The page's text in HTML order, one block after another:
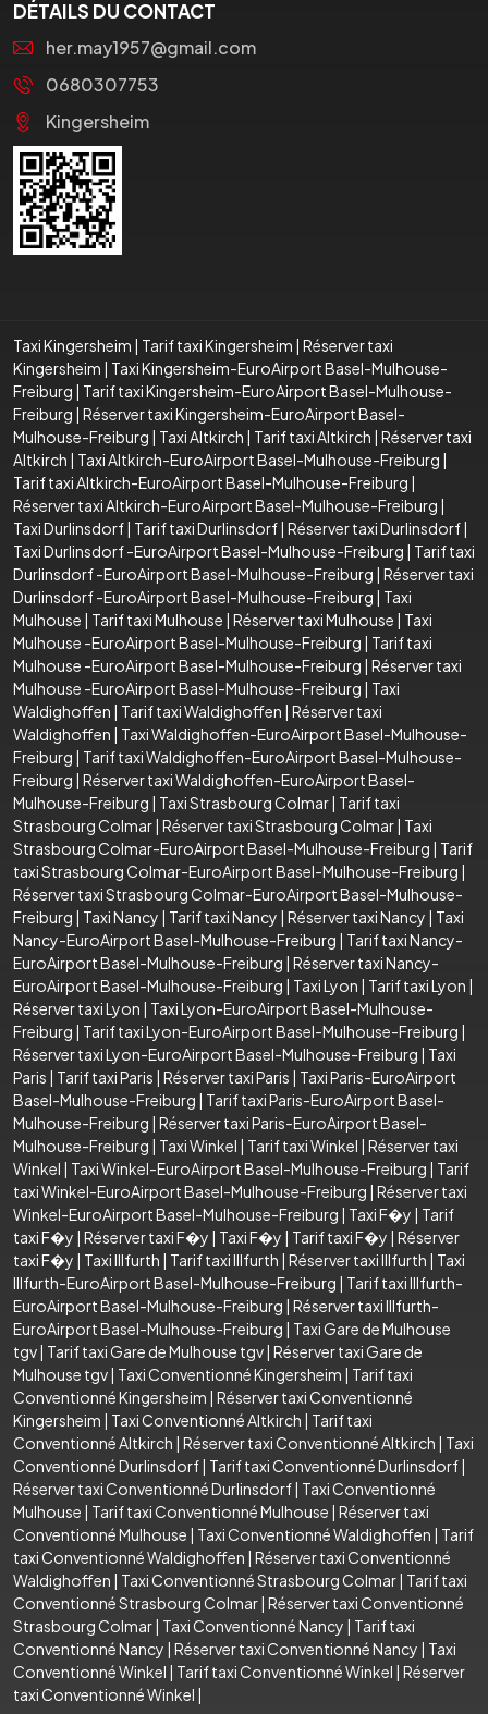
DÉTAILS DU CONTACT
her.may1957@gmail.com
0680307753
Kingersheim
Taxi Kingersheim | Tarif taxi Kingersheim | Réserver taxi
Kingersheim | Taxi Kingersheim-EuroAirport Basel-Mulhouse-
Freiburg | Tarif taxi Kingersheim-EuroAirport Basel-Mulhouse-
Freiburg | Réserver taxi Kingersheim-EuroAirport Basel-
Mulhouse-Freiburg | Taxi Altkirch | Tarif taxi Altkirch | Réserver taxi
Altkirch | Taxi Altkirch-EuroAirport Basel-Mulhouse-Freiburg |
Tarif taxi Altkirch-EuroAirport Basel-Mulhouse-Freiburg |
Réserver taxi Altkirch-EuroAirport Basel-Mulhouse-Freiburg |
Taxi Durlinsdorf| Tarif taxi Durlinsdorf| Réserver taxi Durlinsdorf|
Taxi Durlinsdorf -EuroAirport Basel-Mulhouse-Freiburg | Tarif taxi
Durlinsdorf -EuroAirport Basel-Mulhouse-Freiburg | Réserver taxi
Durlinsdorf -EuroAirport Basel-Mulhouse-Freiburg | Taxi
Mulhouse | Tarif taxi Mulhouse | Réserver taxi Mulhouse | Taxi
Mulhouse -EuroAirport Basel-Mulhouse-Freiburg | Tarif taxi
Mulhouse -EuroAirport Basel-Mulhouse-Freiburg | Réserver taxi
Mulhouse -EuroAirport Basel-Mulhouse-Freiburg | Taxi
Waldighoffen | Tarif taxi Waldighoffen | Réserver taxi
Waldighoffen | Taxi Waldighoffen-EuroAirport Basel-Mulhouse-
Freiburg | Tarif taxi Waldighoffen-EuroAirport Basel-Mulhouse-
Freiburg | Réserver taxi Waldighoffen-EuroAirport Basel-
Mulhouse-Freiburg | Taxi Strasbourg Colmar| Tarif taxi
Strasbourg Colmar| Réserver taxi Strasbourg Colmar| Taxi
Strasbourg Colmar-EuroAirport Basel-Mulhouse-Freiburg | Tarif
taxi Strasbourg Colmar-EuroAirport Basel-Mulhouse-Freiburg |
Réserver taxi Strasbourg Colmar-EuroAirport Basel-Mulhouse-
Freiburg | Taxi Nancy | Tarif taxi Nancy | Réserver taxi Nancy | Taxi
Nancy-EuroAirport Basel-Mulhouse-Freiburg | Tarif taxi Nancy-
EuroAirport Basel-Mulhouse-Freiburg | Réserver taxi Nancy-
EuroAirport Basel-Mulhouse-Freiburg | Taxi Lyon | Tarif taxi Lyon |
Réserver taxi Lyon | Taxi Lyon-EuroAirport Basel-Mulhouse-
Freiburg | Tarif taxi Lyon-EuroAirport Basel-Mulhouse-Freiburg |
Réserver taxi Lyon-EuroAirport Basel-Mulhouse-Freiburg | Taxi
Paris | Tarif taxi Paris | Réserver taxi Paris | Taxi Paris-EuroAirport
Basel-Mulhouse-Freiburg | Tarif taxi Paris-EuroAirport Basel-
Mulhouse-Freiburg | Réserver taxi Paris-EuroAirport Basel-
Mulhouse-Freiburg | Taxi Winkel | Tarif taxi Winkel | Réserver taxi
Winkel | Taxi Winkel-EuroAirport Basel-Mulhouse-Freiburg | Tarif
taxi Winkel-EuroAirport Basel-Mulhouse-Freiburg | Réserver taxi
Winkel-EuroAirport Basel-Mulhouse-Freiburg | Taxi F�y | Tarif
taxi F�y | Réserver taxi F�y | Taxi F�y | Tarif taxi F�y | Réserver
taxi F�y | Taxi Illfurth | Tarif taxi Illfurth | Réserver taxi Illfurth | Taxi
Illfurth-EuroAirport Basel-Mulhouse-Freiburg | Tarif taxi Illfurth-
EuroAirport Basel-Mulhouse-Freiburg | Réserver taxi Illfurth-
EuroAirport Basel-Mulhouse-Freiburg | Taxi Gare de Mulhouse
tgv| Tarif taxi Gare de Mulhouse tgv| Réserver taxi Gare de
Mulhouse tgv| Taxi Conventionné Kingersheim | Tarif taxi
Conventionné Kingersheim | Réserver taxi Conventionné
Kingersheim | Taxi Conventionné Altkirch | Tarif taxi
Conventionné Altkirch | Réserver taxi Conventionné Altkirch | Taxi
Conventionné Durlinsdorf| Tarif taxi Conventionné Durlinsdorf|
Réserver taxi Conventionné Durlinsdorf| Taxi Conventionné
Mulhouse | Tarif taxi Conventionné Mulhouse | Réserver taxi
Conventionné Mulhouse | Taxi Conventionné Waldighoffen | Tarif
taxi Conventionné Waldighoffen | Réserver taxi Conventionné
Waldighoffen | Taxi Conventionné Strasbourg Colmar| Tarif taxi
Conventionné Strasbourg Colmar| Réserver taxi Conventionné
Strasbourg Colmar| Taxi Conventionné Nancy | Tarif taxi
Conventionné Nancy | Réserver taxi Conventionné Nancy | Taxi
Conventionné Winkel | Tarif taxi Conventionné Winkel | Réserver
taxi Conventionné Winkel |